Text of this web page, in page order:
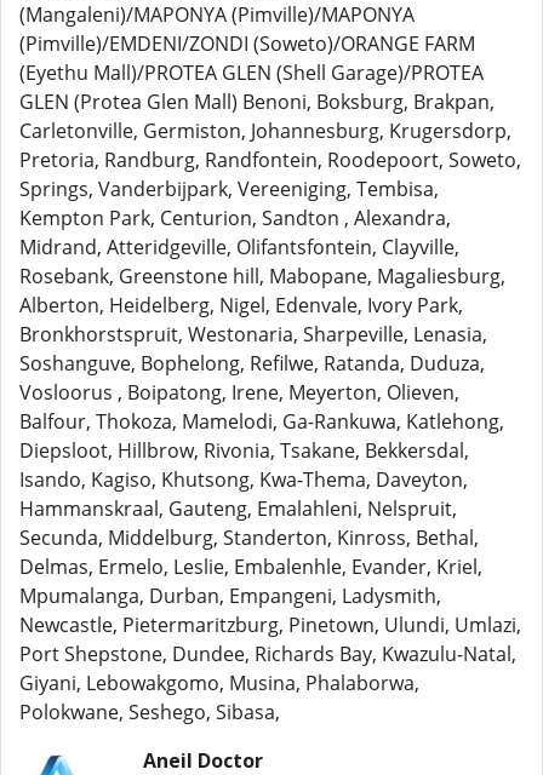
(Mangaleni)/MAPONYA (Pimville)/MAPONYA
(Pimville)/EMDENI/ZONDI (Soweto)/ORANGE FARM
(Eyethu Mall)/PROTEA GLEN (Shell Garage)/PROTEA
GLEN (Protea Glen Mall) Benoni, Boksburg, Brakpan,
Carletonville, Germiston, Johannesburg, Krugersdorp,
Pretoria, Randburg, Randfontein, Roodepoort, Soweto,
Springs, Vanderbijpark, Vereeniging, Tembisa,
Kempton Park, Centurion, Sandton , Alexandra,
Midrand, Atteridgeville, Olifantsfontein, Clayville,
Rosebank, Greenstone hill, Mabopane, Magaliesburg,
Alberton, Heidelberg, Nigel, Edenvale, Ivory Park,
Bronkhorstspruit, Westonaria, Sharpeville, Lenasia,
Soshanguve, Bophelong, Refilwe, Ratanda, Duduza,
Vosloorus , Boipatong, Irene, Meyerton, Olieven,
Balfour, Thokoza, Mamelodi, Ga-Rankuwa, Katlehong,
Diepsloot, Hillbrow, Rivonia, Tsakane, Bekkersdal,
Isando, Kagiso, Khutsong, Kwa-Thema, Daveyton,
Hammanskraal, Gauteng, Emalahleni, Nelspruit,
Secunda, Middelburg, Standerton, Kinross, Bethal,
Delmas, Ermelo, Leslie, Embalenhle, Evander, Kriel,
Mpumalanga, Durban, Empangeni, Ladysmith,
Newcastle, Pietermaritzburg, Pinetown, Ulundi, Umlazi,
Port Shepstone, Dundee, Richards Bay, Kwazulu-Natal,
Giyani, Lebowakgomo, Musina, Phalaborwa,
Polokwane, Seshego, Sibasa,
Aneil Doctor